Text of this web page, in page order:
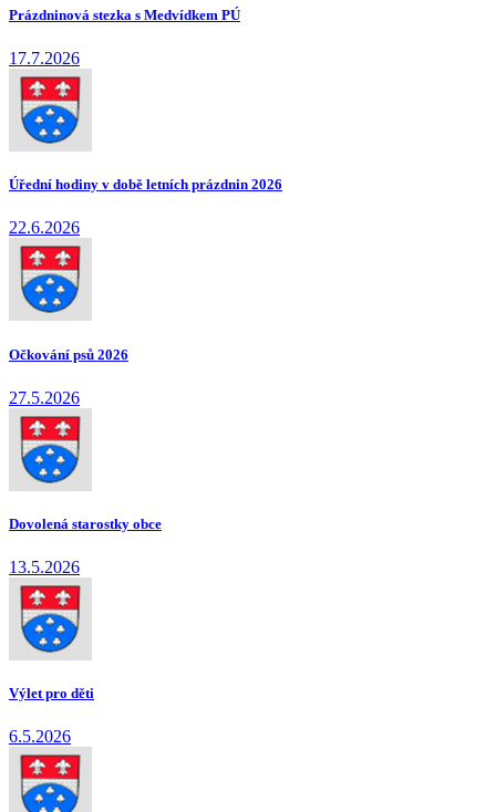
Prázdninová stezka s Medvídkem PÚ
17.7.2026
Úřední hodiny v době letních prázdnin 2026
22.6.2026
Očkování psů 2026
27.5.2026
Dovolená starostky obce
13.5.2026
Výlet pro děti
6.5.2026